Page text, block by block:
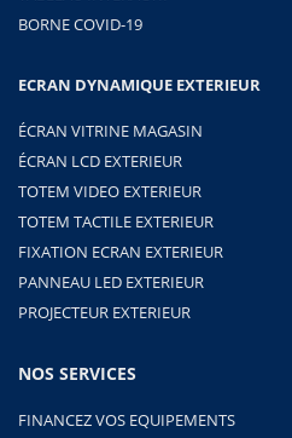
BORNE COVID-19
ECRAN DYNAMIQUE EXTERIEUR
ÉCRAN VITRINE MAGASIN
ÉCRAN LCD EXTERIEUR
TOTEM VIDEO EXTERIEUR
TOTEM TACTILE EXTERIEUR
FIXATION ECRAN EXTERIEUR
PANNEAU LED EXTERIEUR
PROJECTEUR EXTERIEUR
NOS SERVICES
FINANCEZ VOS EQUIPEMENTS